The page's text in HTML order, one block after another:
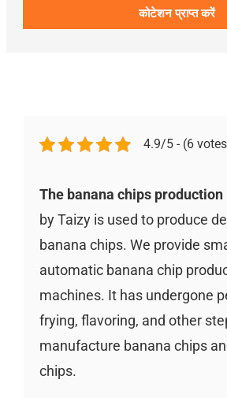
कोटेशन प्राप्त करें
4.9/5 - (6
The banana chips production
by Taizy is used to produce
banana chips. We provide
automatic banana chip
machines. It has undergone
frying, flavoring, and other
manufacture banana chips
chips.